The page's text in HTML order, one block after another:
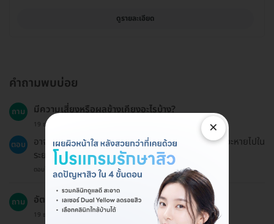
ดูรายละเอียด
คำถามพบบ่อย
ถาม มีความเสี่ยงหรือผลข้างเคียงอะไรบ้าง?
19 ธ.ค. 2024
ตอบ
อาจมีการระคายเคืองหรือบวมบริเวณที่ทำการกดสิว แต่จะหายไปใน
ระยะเวลาสั้นๆ
ตอบโดยทีมงาน HD
ถาม อัตราความสำเร็จของบริการนี้อยู่ที่ประมาณเท่าไหร่?
19 ธ.ค. 2024
×